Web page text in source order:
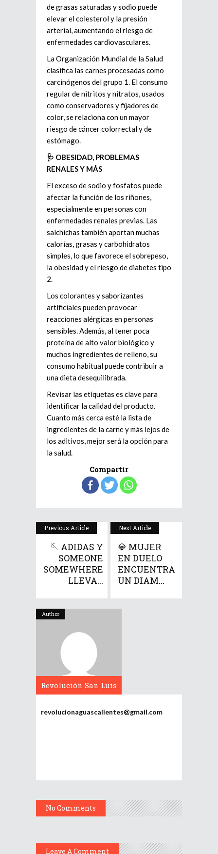
de grasas saturadas y sodio puede
elevar el colesterol y la presión
arterial, aumentando el riesgo de
enfermedades cardiovasculares.
La Organización Mundial de la Salud
clasifica las carnes procesadas como
carcinógenos del grupo 1. El consumo
regular de nitritos y nitratos, usados
como conservadores y fijadores de
color, se relaciona con un mayor
riesgo de cáncer colorrectal y de
estómago.
🩺 OBESIDAD, PROBLEMAS
RENALES Y MÁS
El exceso de sodio y fosfatos puede
afectar la función de los riñones,
especialmente en personas con
enfermedades renales previas. Las
salchichas también aportan muchas
calorías, grasas y carbohidratos
simples, lo que favorece el sobrepeso,
la obesidad y el riesgo de diabetes tipo
2.
Los colorantes y saborizantes
artificiales pueden provocar
reacciones alérgicas en personas
sensibles. Además, al tener poca
proteína de alto valor biológico y
muchos ingredientes de relleno, su
consumo habitual puede contribuir a
una dieta desequilibrada.
Revisar las etiquetas es clave para
identificar la calidad del producto.
Cuanto más cerca esté la lista de
ingredientes de la carne y más lejos de
los aditivos, mejor será la opción para
la salud.
Compartir
Previous Article
🪡 ADIDAS Y
SOMEONE
SOMEWHERE
LLEVA...
Next Article
💎 MUJER
EN DUELO
ENCUENTRA
UN DIAM...
Author
Revolución San Luis
revolucionaguascalientes@gmail.com
No Comments
Leave A Comment